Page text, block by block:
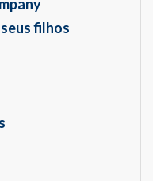
filhos